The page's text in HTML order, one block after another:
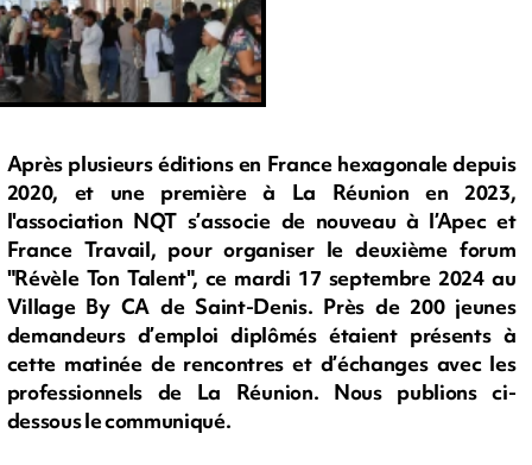
Après plusieurs éditions en France hexagonale depuis
2020, et une première à La Réunion en 2023,
l'association NQT s’associe de nouveau à l’Apec et
France Travail, pour organiser le deuxième forum
"Révèle Ton Talent", ce mardi 17 septembre 2024 au
Village By CA de Saint-Denis. Près de 200 jeunes
demandeurs d’emploi diplômés étaient présents à
cette matinée de rencontres et d’échanges avec les
professionnels de La Réunion. Nous publions ci-
dessous le communiqué.